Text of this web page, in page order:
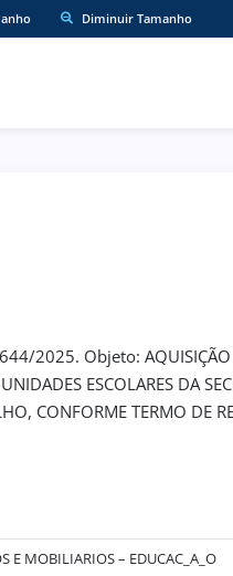
Diminuir Tamanho
2025. Objeto: AQUISIÇÃO
ESCOLARES DA
CONFORME TERMO DE
E MOBILIARIOS – EDUCAC_A_O